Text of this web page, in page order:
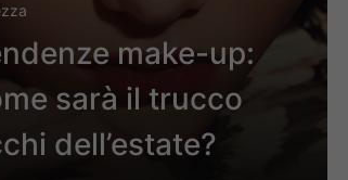
make-up:
sarà il trucco
dell’estate?